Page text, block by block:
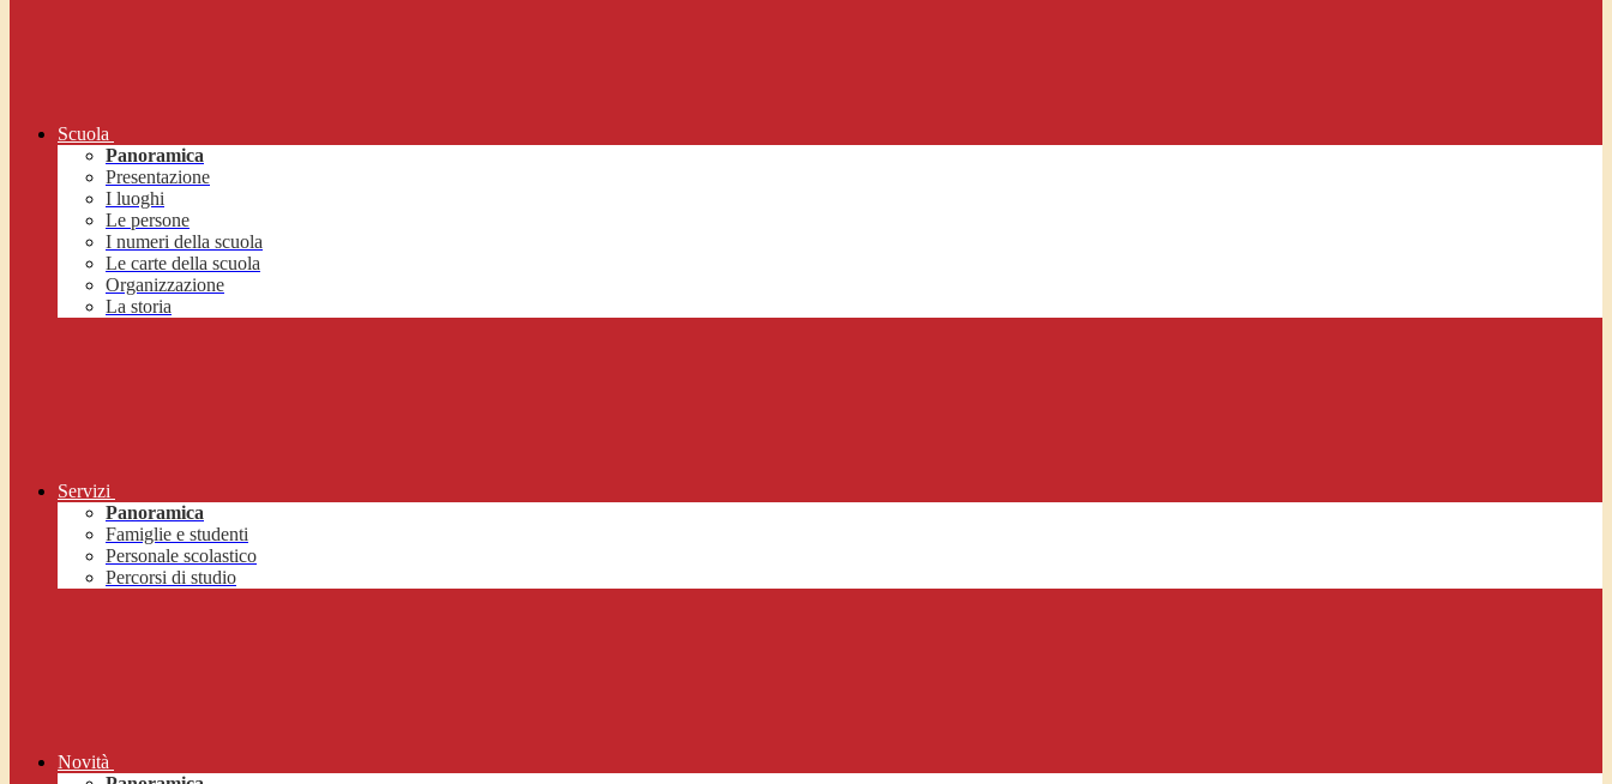
Scuola
Panoramica
Presentazione
I luoghi
Le persone
I numeri della scuola
Le carte della scuola
Organizzazione
La storia
Servizi
Panoramica
Famiglie e studenti
Personale scolastico
Percorsi di studio
Novità